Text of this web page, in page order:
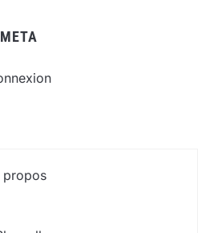
META
propos